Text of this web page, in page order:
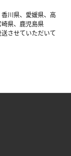
川県、愛媛県、高
県、鹿児島県
させていただいて